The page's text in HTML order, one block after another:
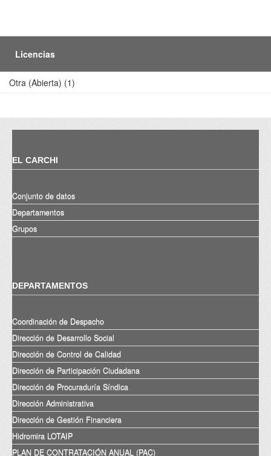
Licencias
Otra (Abierta) (1)
EL CARCHI
Conjunto de datos
Departamentos
Grupos
DEPARTAMENTOS
Coordinación de Despacho
Dirección de Desarrollo Social
Dirección de Control de Calidad
Dirección de Participación Ciudadana
Dirección de Procuraduría Síndica
Dirección Administrativa
Dirección de Gestión Financiera
Hidromira LOTAIP
PLAN DE CONTRATACIÓN ANUAL (PAC)